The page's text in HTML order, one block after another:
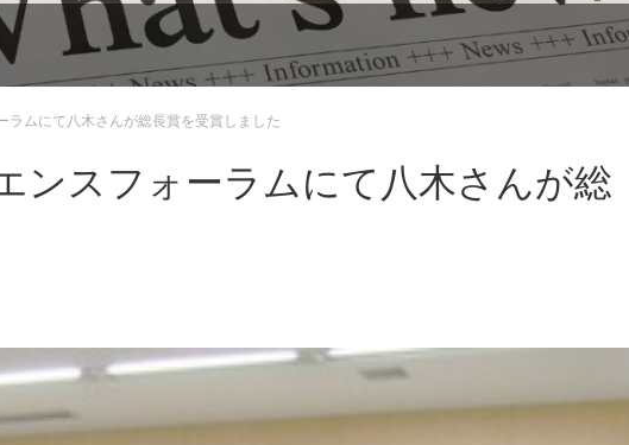
ラムにて八木さんが総長賞を受賞しました
ンスフォーラムにて八木さんが総